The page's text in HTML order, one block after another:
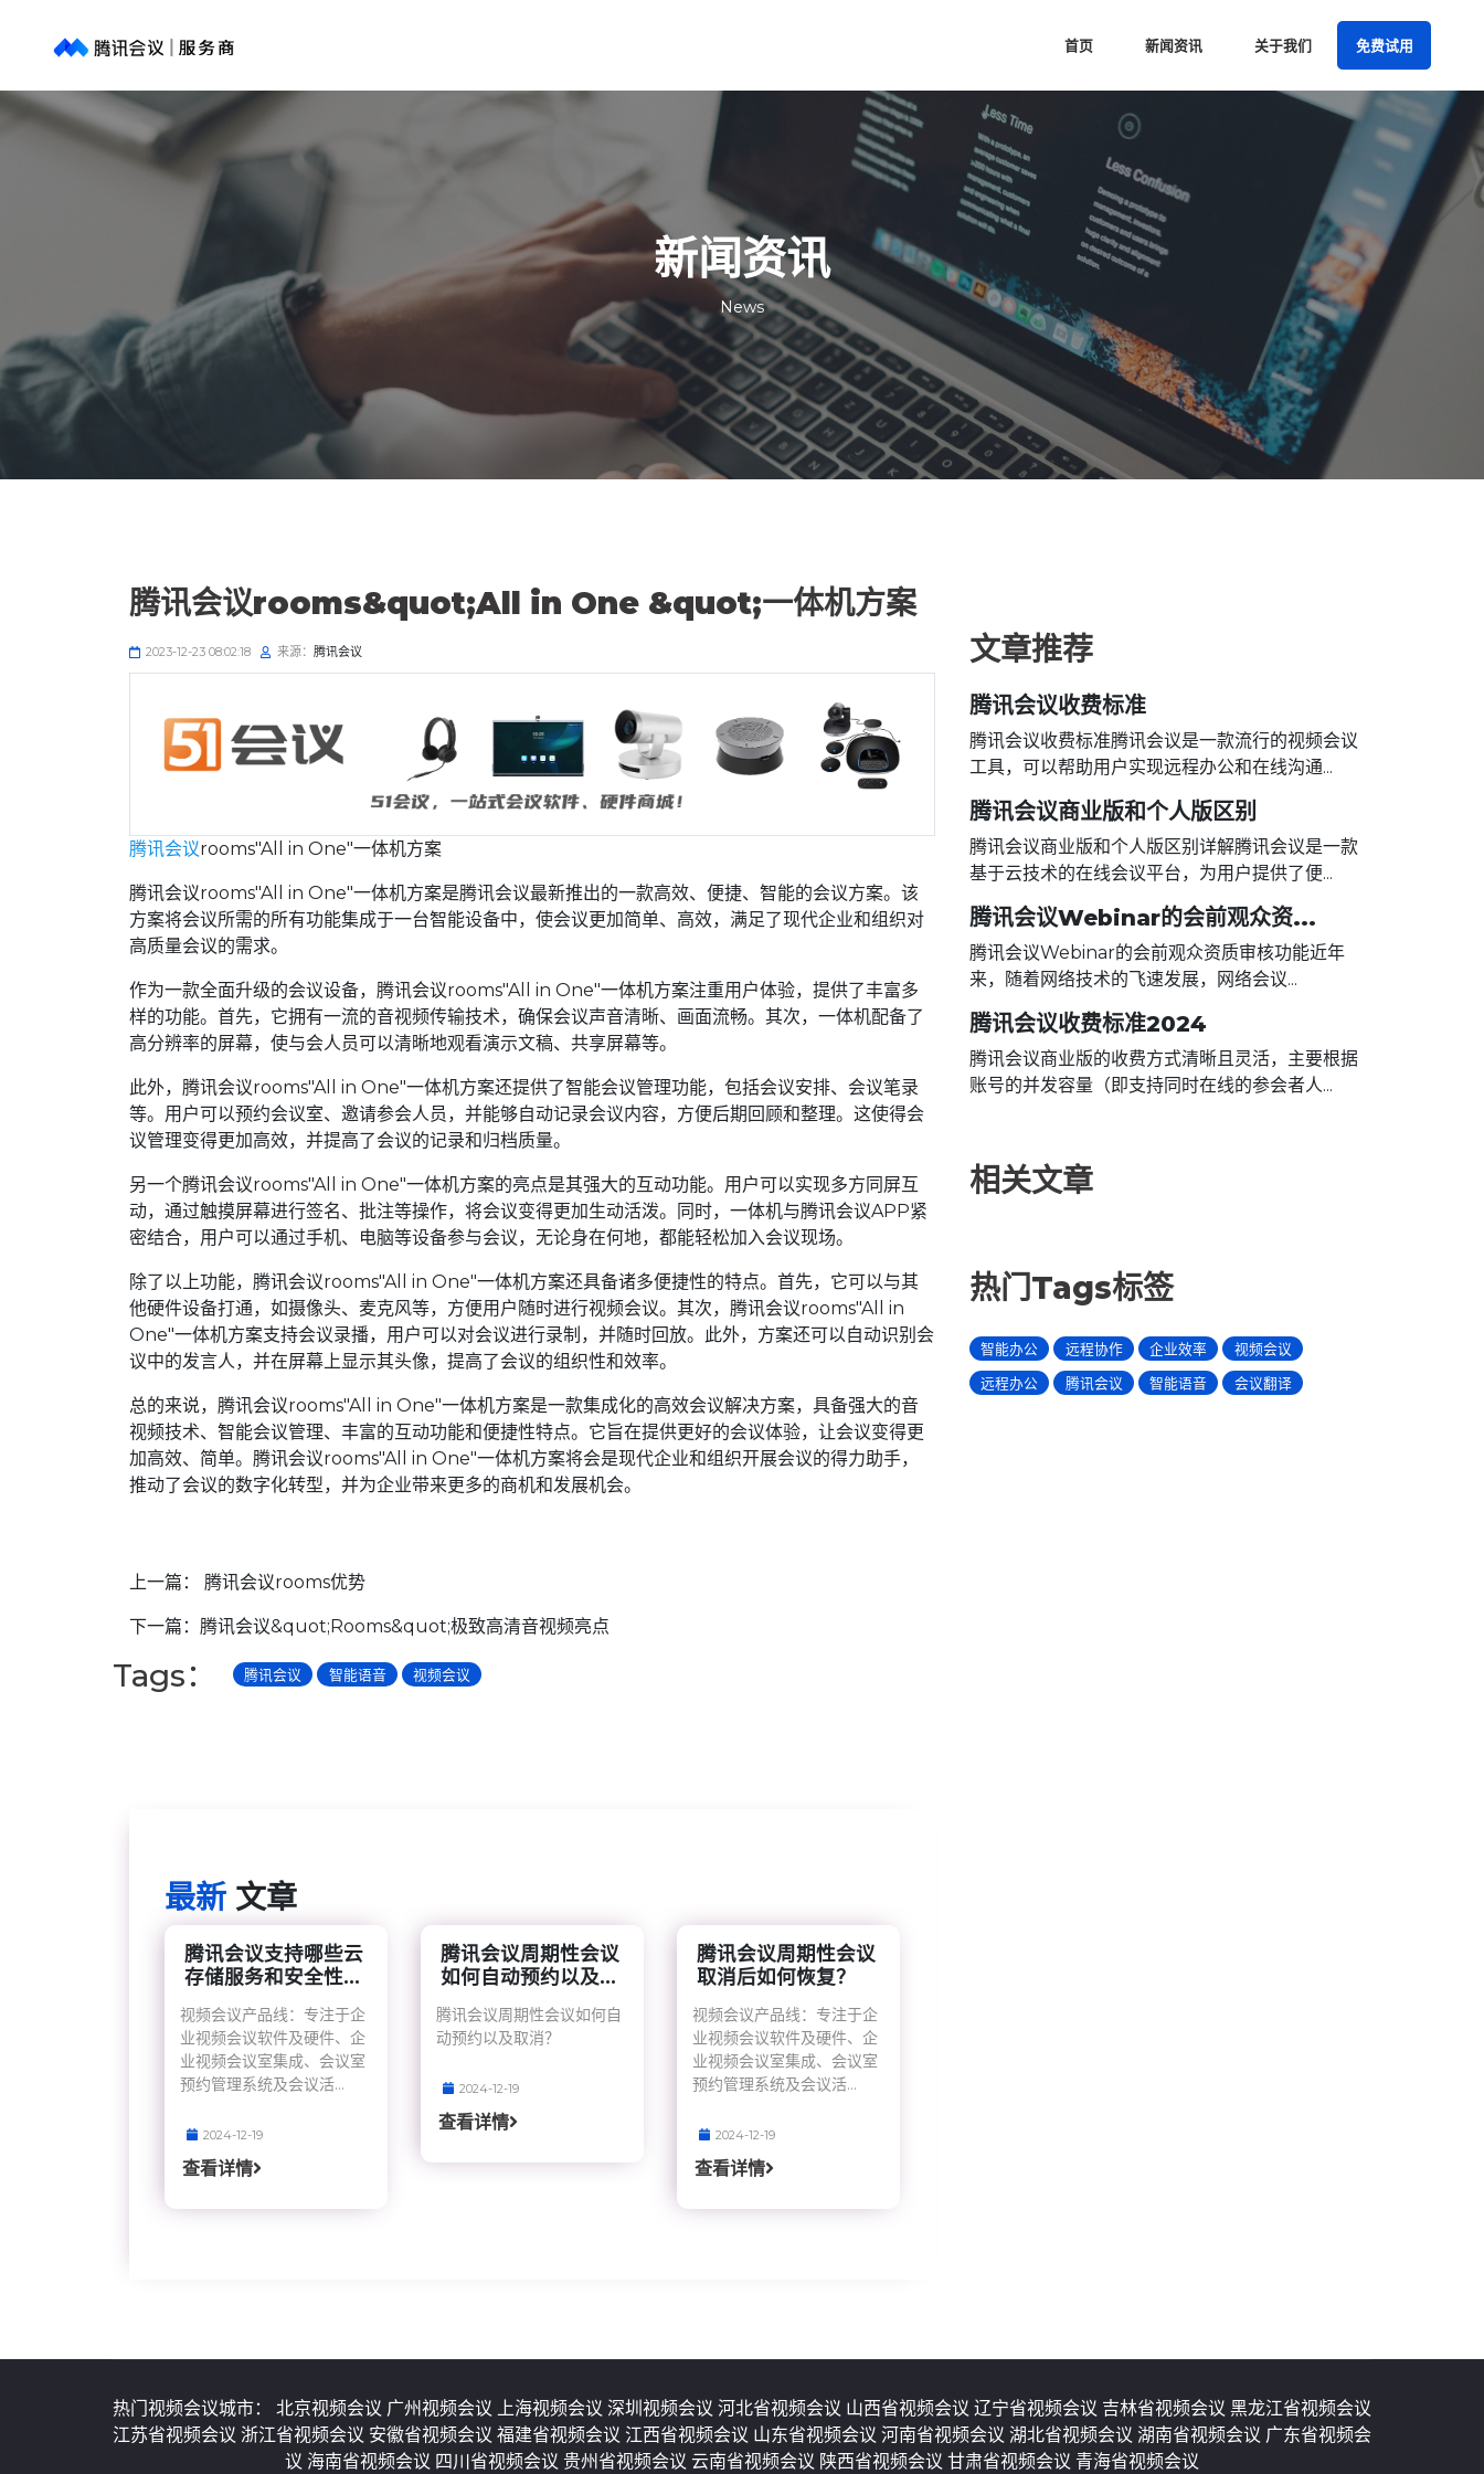
首页 新闻资讯 关于我们 免费试用
新闻资讯
News
腾讯会议rooms&quot;All in One &quot;一体机方案
2023-12-23 08:02:18 来源： 腾讯会议
腾讯会议rooms"All in One"一体机方案
腾讯会议rooms"All in One"一体机方案是腾讯会议最新推出的一款高效、便捷、智能的会议方案。该
方案将会议所需的所有功能集成于一台智能设备中，使会议更加简单、高效，满足了现代企业和组织对
高质量会议的需求。
作为一款全面升级的会议设备，腾讯会议rooms"All in One"一体机方案注重用户体验，提供了丰富多
样的功能。首先，它拥有一流的音视频传输技术，确保会议声音清晰、画面流畅。其次，一体机配备了
高分辨率的屏幕，使与会人员可以清晰地观看演示文稿、共享屏幕等。
此外，腾讯会议rooms"All in One"一体机方案还提供了智能会议管理功能，包括会议安排、会议笔录
等。用户可以预约会议室、邀请参会人员，并能够自动记录会议内容，方便后期回顾和整理。这使得会
议管理变得更加高效，并提高了会议的记录和归档质量。
另一个腾讯会议rooms"All in One"一体机方案的亮点是其强大的互动功能。用户可以实现多方同屏互
动，通过触摸屏幕进行签名、批注等操作，将会议变得更加生动活泼。同时，一体机与腾讯会议APP紧
密结合，用户可以通过手机、电脑等设备参与会议，无论身在何地，都能轻松加入会议现场。
除了以上功能，腾讯会议rooms"All in One"一体机方案还具备诸多便捷性的特点。首先，它可以与其
他硬件设备打通，如摄像头、麦克风等，方便用户随时进行视频会议。其次，腾讯会议rooms"All in
One"一体机方案支持会议录播，用户可以对会议进行录制，并随时回放。此外，方案还可以自动识别会
议中的发言人，并在屏幕上显示其头像，提高了会议的组织性和效率。
总的来说，腾讯会议rooms"All in One"一体机方案是一款集成化的高效会议解决方案，具备强大的音
视频技术、智能会议管理、丰富的互动功能和便捷性特点。它旨在提供更好的会议体验，让会议变得更
加高效、简单。腾讯会议rooms"All in One"一体机方案将会是现代企业和组织开展会议的得力助手，
推动了会议的数字化转型，并为企业带来更多的商机和发展机会。
上一篇： 腾讯会议rooms优势
下一篇： 腾讯会议&quot;Rooms&quot;极致高清音视频亮点
Tags： 腾讯会议 智能语音 视频会议
最新 文章
腾讯会议支持哪些云
存储服务和安全性...
视频会议产品线：专注于企
业视频会议软件及硬件、企
业视频会议室集成、会议室
预约管理系统及会议活...
2024-12-19
查看详情
腾讯会议周期性会议
如何自动预约以及...
腾讯会议周期性会议如何自
动预约以及取消？
2024-12-19
查看详情
腾讯会议周期性会议
取消后如何恢复？
视频会议产品线：专注于企
业视频会议软件及硬件、企
业视频会议室集成、会议室
预约管理系统及会议活...
2024-12-19
查看详情
文章推荐
腾讯会议收费标准
腾讯会议收费标准腾讯会议是一款流行的视频会议
工具，可以帮助用户实现远程办公和在线沟通...
腾讯会议商业版和个人版区别
腾讯会议商业版和个人版区别详解腾讯会议是一款
基于云技术的在线会议平台，为用户提供了便...
腾讯会议Webinar的会前观众资...
腾讯会议Webinar的会前观众资质审核功能近年
来，随着网络技术的飞速发展，网络会议...
腾讯会议收费标准2024
腾讯会议商业版的收费方式清晰且灵活，主要根据
账号的并发容量（即支持同时在线的参会者人...
相关文章
热门Tags标签
智能办公 远程协作 企业效率 视频会议
远程办公 腾讯会议 智能语音 会议翻译
热门视频会议城市： 北京视频会议 广州视频会议 上海视频会议 深圳视频会议 河北省视频会议 山西省视频会议 辽宁省视频会议 吉林省视频会议 黑龙江省视频会议
江苏省视频会议 浙江省视频会议 安徽省视频会议 福建省视频会议 江西省视频会议 山东省视频会议 河南省视频会议 湖北省视频会议 湖南省视频会议 广东省视频会
议 海南省视频会议 四川省视频会议 贵州省视频会议 云南省视频会议 陕西省视频会议 甘肃省视频会议 青海省视频会议